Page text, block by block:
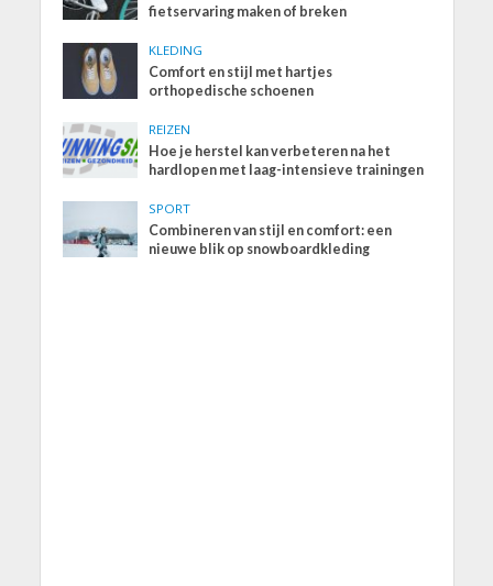
fietservaring maken of breken
KLEDING
Comfort en stijl met hartjes
orthopedische schoenen
REIZEN
Hoe je herstel kan verbeteren na het
hardlopen met laag-intensieve trainingen
SPORT
Combineren van stijl en comfort: een
nieuwe blik op snowboardkleding